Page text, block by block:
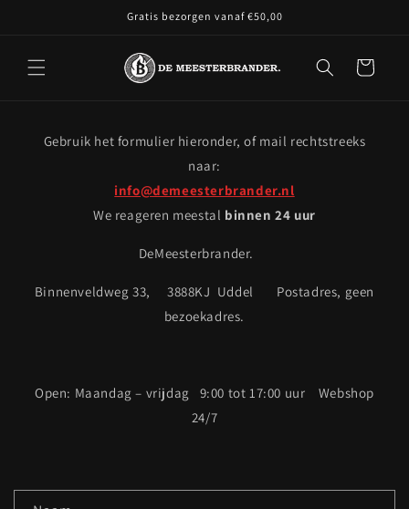
Gratis bezorgen vanaf €50,00
Winkelwagen
Gebruik het formulier hieronder, of mail rechtstreeks
naar:
info@demeesterbrander.nl
We reageren meestal binnen 24 uur
DeMeesterbrander.
Binnenveldweg 33, 3888KJ Uddel Postadres, geen
bezoekadres.
Open: Maandag – vrijdag 9:00 tot 17:00 uur Webshop
24/7